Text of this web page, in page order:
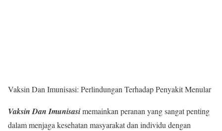
Vaksin Dan Imunisasi: Perlindungan Terhadap Penyakit Menular
Vaksin Dan Imunisasimemainkan peranan yang sangat penting
dalam menjaga kesehatan masyarakat dan individu dengan